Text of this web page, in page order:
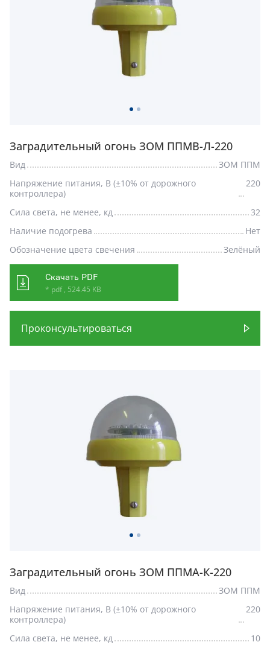
Заградительный огонь ЗОМ ППМВ-Л-220
Вид
ЗОМ ППМ
Напряжение питания, В (±10% от дорожного
контроллера)
220
Сила света, не менее, кд
32
Наличие подогрева
Нет
Обозначение цвета свечения
Зелёный
Скачать PDF
* pdf , 524.45 KB
Проконсультироваться
Заградительный огонь ЗОМ ППМА-К-220
Вид
ЗОМ ППМ
Напряжение питания, В (±10% от дорожного
контроллера)
220
Сила света, не менее, кд 10